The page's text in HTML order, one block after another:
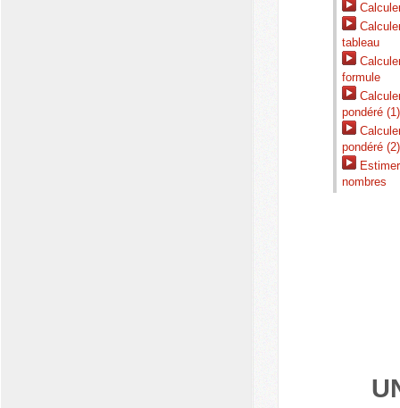
tableau
formule
pondéré (1)
pondéré (2)
nombres